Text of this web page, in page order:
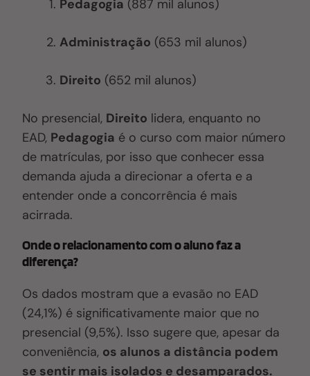
Pedagogia (887 mil alunos)
Administração (653 mil alunos)
Direito (652 mil alunos)
No presencial, Direito lidera, enquanto no
EAD, Pedagogia é o curso com maior número
de matrículas, por isso que conhecer essa
demanda ajuda a direcionar a oferta e a
entender onde a concorrência é mais
acirrada.
Onde o relacionamento com o aluno faz a
diferença?
Os dados mostram que a evasão no EAD
(24,1%) é significativamente maior que no
presencial (9,5%). Isso sugere que, apesar da
conveniência, os alunos a distância podem
se sentir mais isolados e desamparados.